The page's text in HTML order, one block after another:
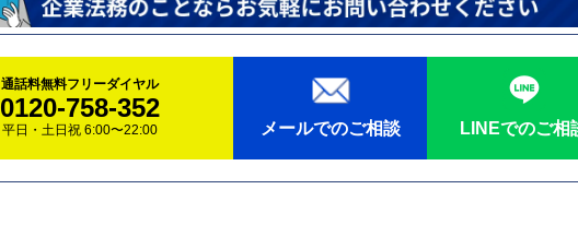
通話料無料フリーダイヤル
0120-758-352
平日・土日祝 6:00〜22:00 メールでのご相談 LINEでのご相